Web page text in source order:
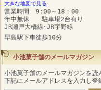
大きな地図で見る
営業時間 9:00～18：00
年中無休 駐車場2台有り
JR瀬戸大橋線･JR宇野線
早島駅下車徒歩10分
小池菓子舗のメールマガジン
小池菓子舗のメールマガジンを読
下記にメールアドレスを入力し登